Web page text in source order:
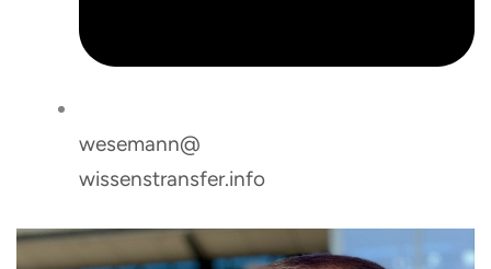
wesemann@
wissenstransfer.info